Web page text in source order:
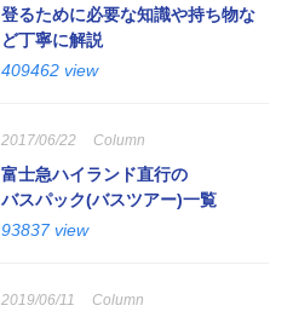
登るために必要な知識や持ち物な
ど丁寧に解説
409462 view
2017/06/22 Column
富士急ハイランド直行の
バスパック(バスツアー)一覧
93837 view
2019/06/11 Column